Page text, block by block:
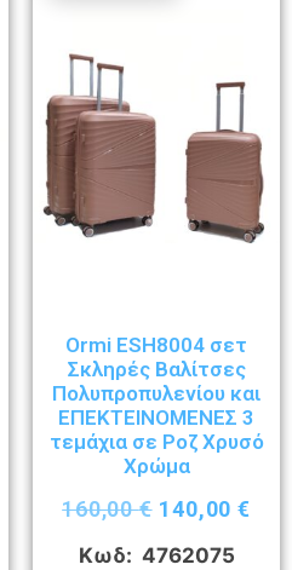
Ormi ESH8004 σετ
Σκληρές Βαλίτσες
Πολυπροπυλενίου και
ΕΠΕΚΤΕΙΝΟΜΕΝΕΣ 3
τεμάχια σε Ροζ Χρυσό
Χρώμα
160,00€ 140,00€
Κωδ: 4762075